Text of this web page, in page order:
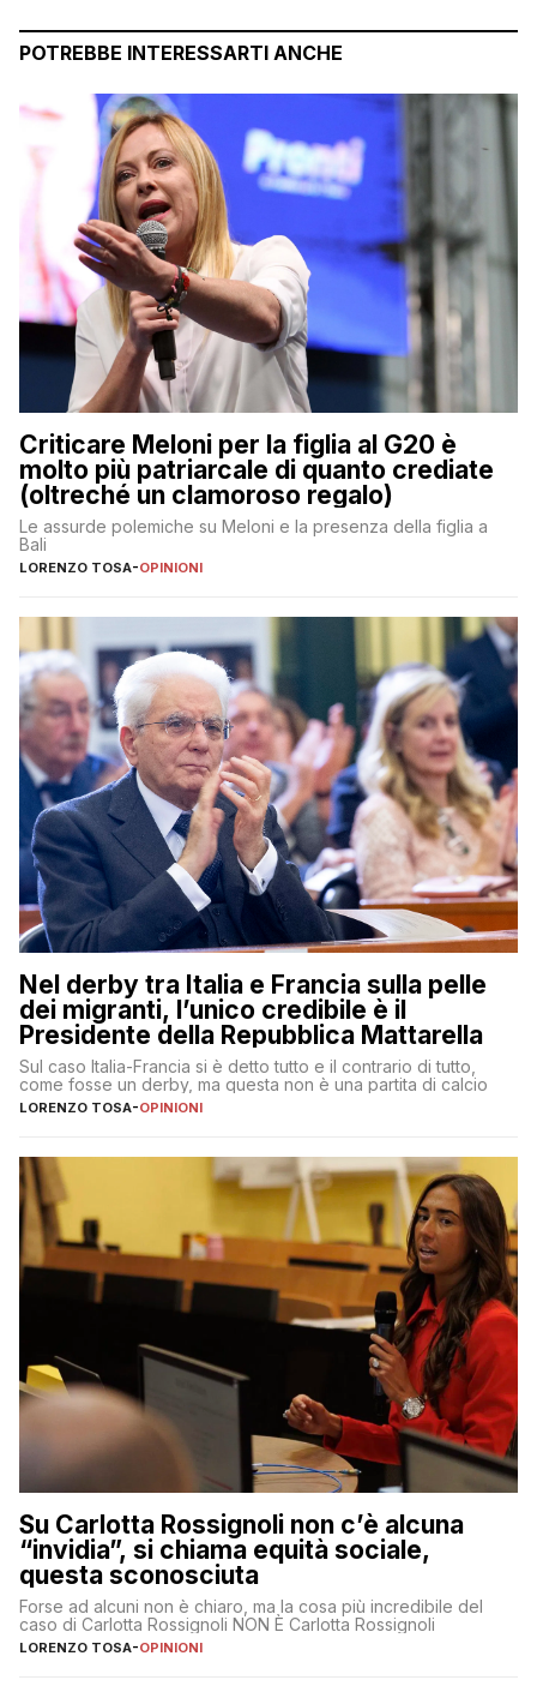
POTREBBE INTERESSARTI ANCHE
Criticare Meloni per la figlia al G20 è
molto più patriarcale di quanto crediate
(oltreché un clamoroso regalo)
Le assurde polemiche su Meloni e la presenza della figlia a
Bali
LORENZO TOSA-OPINIONI
Nel derby tra Italia e Francia sulla pelle
dei migranti, l’unico credibile è il
Presidente della Repubblica Mattarella
Sul caso Italia-Francia si è detto tutto e il contrario di tutto,
come fosse un derby, ma questa non è una partita di calcio
LORENZO TOSA-OPINIONI
Su Carlotta Rossignoli non c’è alcuna
“invidia”, si chiama equità sociale,
questa sconosciuta
Forse ad alcuni non è chiaro, ma la cosa più incredibile del
caso di Carlotta Rossignoli NON È Carlotta Rossignoli
LORENZO TOSA-OPINIONI